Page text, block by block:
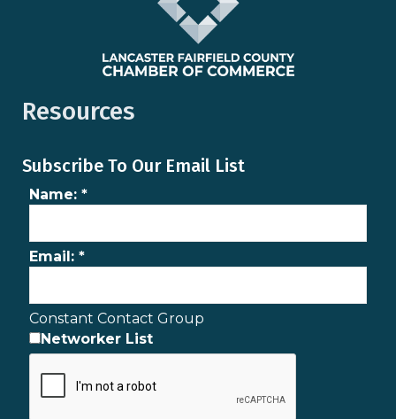
Resources
Subscribe To Our Email List
Name: *
Email: *
Constant Contact Group
Networker List